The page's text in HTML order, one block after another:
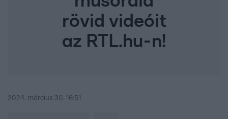
rövid videóit
az RTL.hu-n!
2024. március 30. 16:51